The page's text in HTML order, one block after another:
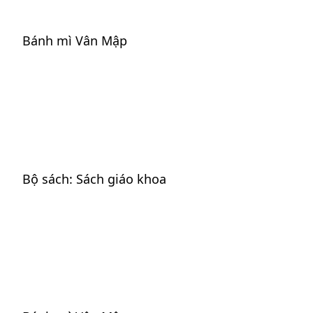
phầnBánh mì Vân Mập
Bộ sách: Sách giáo khoa